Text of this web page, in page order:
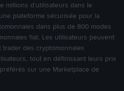
millions d’utilisateurs dans le
plateforme sécurisée pour la
dans plus de 800 modes
fiat. Les utilisateurs peuvent
des cryptomonnaies
tout en définissant leurs prix
sur une Marketplace de